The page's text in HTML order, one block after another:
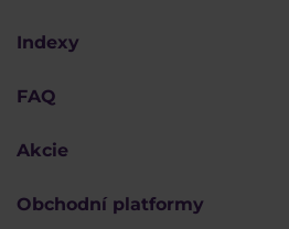
Indexy
FAQ
Akcie
Obchodní platformy